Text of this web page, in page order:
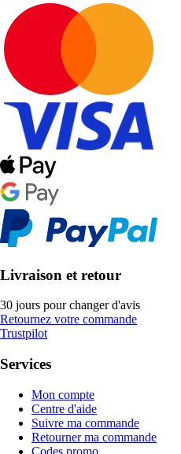
Livraison et retour
30 jours pour changer d'avis
Retournez votre commande
Trustpilot
Services
Mon compte
Centre d'aide
Suivre ma commande
Retourner ma commande
Codes promo